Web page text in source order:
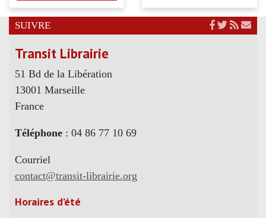
SUIVRE
Transit Librairie
51 Bd de la Libération
13001 Marseille
France
Téléphone : 04 86 77 10 69
Courriel
contact@transit-librairie.org
Horaires d’été